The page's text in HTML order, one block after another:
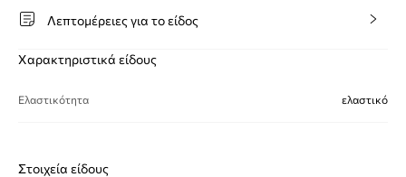
Λεπτομέρειες για το είδος
Χαρακτηριστικά είδους
Ελαστικότητα ελαστικό
Στοιχεία είδους